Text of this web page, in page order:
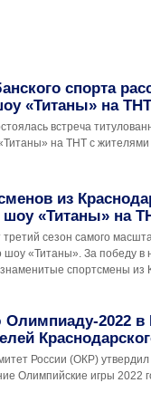
спорта
«Титаны» на ТНТ
встреча
на ТНТ с жителями
из
шоу «Титаны» на
сезон самого
«Титаны». За победу в
спортсмены из
2022 в
России (ОКР)
Олимпийские игры 2022